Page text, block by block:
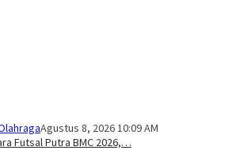
Agustus 8, 2026 10:09 AM
Futsal Putra BMC 2026,…